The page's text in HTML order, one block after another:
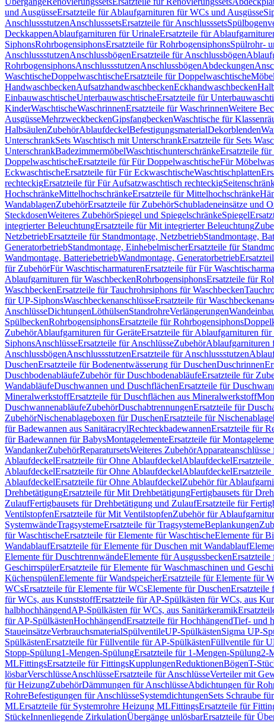
und AusgüsseErsatzteile für Ablaufgarnituren für WCs und Ausgüsse
AnschlussstutzenAnschlusssetsErsatzteile für Anschlusssets
DeckkappenAblaufgarnituren für UrinaleErsatzteile für
SiphonsRohrbogensiphonsErsatzteile für RohrbogensiphonsSpülrohr-
AnschlussstutzenAnschlussbögenErsatzteile für Anschlussbögen
RohrbogensiphonsAnschlussstutzenAnschlussbögenAbdeckungen
WaschtischeDoppelwaschtischeErsatzteile für Doppelwaschtische
HandwaschbeckenAufsatzhandwaschbeckenEckhandwaschbecken
EinbauwaschtischeUnterbauwaschtischeErsatzteile für
KinderWaschtischeWaschrinnenErsatzteile für WaschrinnenWeitere
AusgüsseMehrzweckbeckenGipsfangbeckenWaschtische für
HalbsäulenZubehörAblaufdeckelBefestigungsmaterialDekorblenden
UnterschrankSets Waschtisch mit UnterschrankErsatzteile für Sets
UnterschrankBadezimmermöbelWaschtischunterschränkeErsatzteile für
DoppelwaschtischeErsatzteile für Für DoppelwaschtischeFür
EckwaschtischeErsatzteile für Für EckwaschtischeWaschtischplatten
rechteckigErsatzteile für Für Aufsatzwaschtisch rechteckig
HochschränkeMittelhochschränkeErsatzteile für Mittelhochschränke
WandablagenZubehörErsatzteile für ZubehörSchubladeneinsätze und
SteckdosenWeiteres ZubehörSpiegel und SpiegelschränkeSpiegel
integrierter BeleuchtungErsatzteile für Mit integrierter Beleuchtung
NetzbetriebErsatzteile für Standmontage, NetzbetriebStandmontage,
GeneratorbetriebStandmontage, EinhebelmischerErsatzteile für
Wandmontage, BatteriebetriebWandmontage, Generatorbetrieb
für ZubehörFür WaschtischarmaturenErsatzteile für Für
Ablaufgarnituren für WaschbeckenRohrbogensiphonsErsatzteile für
WaschbeckenErsatzteile für Tauchrohrsiphons für Waschbecken
für UP-SiphonsWaschbeckenanschlüsseErsatzteile für
AnschlüsseDichtungenLöthülsenStandrohreVerlängerungen
SpülbeckenRohrbogensiphonsErsatzteile für Rohrbogensiphons
ZubehörAblaufgarnituren für GeräteErsatzteile für Ablaufgarnituren für
SiphonsAnschlüsseErsatzteile für AnschlüsseZubehörAblaufgarnituren
AnschlussbögenAnschlussstutzenErsatzteile für Anschlussstutzen
DuschenErsatzteile für Bodenentwässerung für DuschenDuschrinnen
DuschbodenabläufeZubehör für DuschbodenabläufeErsatzteile für
WandabläufeDuschwannen und DuschflächenErsatzteile für
MineralwerkstoffErsatzteile für Duschflächen aus Mineralwerkstoff
DuschwannenabläufeZubehörDuschabtrennungenErsatzteile für
ZubehörNischenablageboxen für DuschenErsatzteile für
für Badewannen aus SanitäracrylRechteckbadewannenErsatzteile für
für Badewannen für BabysMontagelementeErsatzteile für
WandankerZubehörReparatursetsWeiteres Zubehör
AblaufdeckelErsatzteile für Ohne AblaufdeckelAblaufdeckel
AblaufdeckelErsatzteile für Ohne AblaufdeckelAblaufdeckel
AblaufdeckelErsatzteile für Ohne AblaufdeckelZubehör für
DrehbetätigungErsatzteile für Mit DrehbetätigungFertigbausets für
ZulaufFertigbausets für Drehbetätigung und ZulaufErsatzteile für
VentilstopfenErsatzteile für Mit VentilstopfenZubehör für
SystemwändeTragsystemeErsatzteile für TragsystemeBeplankungen
für WaschtischeErsatzteile für Elemente für WaschtischeElemente für
WandablaufErsatzteile für Elemente für Duschen mit Wandablauf
Elemente für DuschtrennwändeElemente für AusgussbeckenErsatzteile
GeschirrspülerErsatzteile für Elemente für Waschmaschinen und
KüchenspülenElemente für WandspeicherErsatzteile für Elemente für
WCsErsatzteile für Elemente für WCsElemente für DuschenErsatzteile
für WCs, aus KunststoffErsatzteile für AP-Spülkästen für WCs, aus
halbhochhängendAP-Spülkästen für WCs, aus Sanitärkeramik
für AP-SpülkästenHochhängendErsatzteile für HochhängendTief- und
StaueinsätzeVerbrauchsmaterialSpülventileUP-SpülkästenSigma UP-
SpülkästenErsatzteile für Füllventile für AP-SpülkästenFüllventile für
Stopp-Spülung1-Mengen-SpülungErsatzteile für 1-Mengen-Spülung2-
MLFittingsErsatzteile für FittingsKupplungenReduktionenBögenT-
lösbarVerschlüsseAnschlüsseErsatzteile für AnschlüsseVerteiler mit
für HeizungZubehörDämmungen für AnschlüsseAbdichtungen für
RohreBefestigungen für AnschlüsseSystemdichtungenSets Schraube
MLErsatzteile für Systemrohre Heizung MLFittingsErsatzteile für
StückeInnenliegende ZirkulationÜbergänge unlösbarErsatzteile für